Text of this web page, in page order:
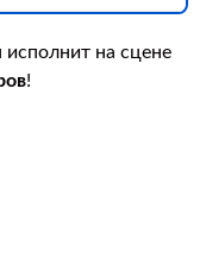
на сцене
!